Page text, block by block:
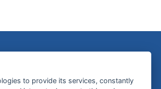
to provide its services, constantly